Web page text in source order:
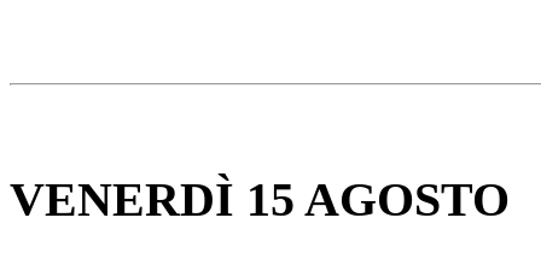
VENERDÌ 15 AGOSTO